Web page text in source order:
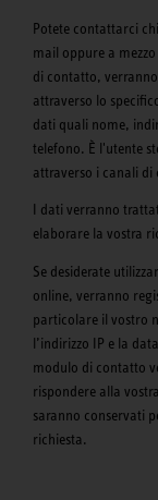
Potete contattarci
mail oppure a
di contatto,
attraverso lo
dati quali nome,
telefono. È l'utente
attraverso i canali di
I dati verranno
elaborare la vostra
Se desiderate
online, verranno
particolare il vostro
l’indirizzo IP e la
modulo di contatto
rispondere alla
saranno conservati
richiesta.